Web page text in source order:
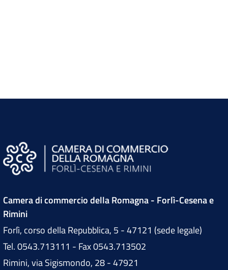
Camera di commercio della Romagna - Forlì-Cesena e
Rimini
Forlì, corso della Repubblica, 5 - 47121 (sede legale)
Tel. 0543.713111 - Fax 0543.713502
Rimini, via Sigismondo, 28 - 47921